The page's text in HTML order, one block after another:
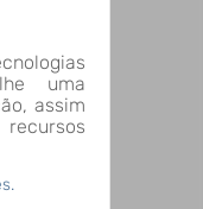
uma
assim